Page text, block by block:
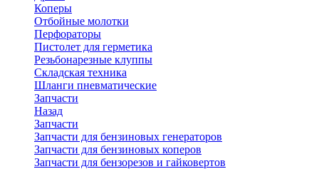
Коперы
Отбойные молотки
Перфораторы
Пистолет для герметика
Резьбонарезные клуппы
Складская техника
Шланги пневматические
Запчасти
Назад
Запчасти
Запчасти для бензиновых генераторов
Запчасти для бензиновых коперов
Запчасти для бензорезов и гайковертов